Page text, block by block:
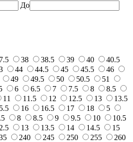
До
38 38.5 39 40
40.5
44 44.5 45 45.5
46
49 49.5 50 50.5
51
6 6.5 7 7.5 8
8.5
11 11.5 12 12.5 13
13.5
16 16.5 17 18
5
8 8.5 9 9.5 10
10.5
13 13.5 14 14.5
15
240 245 250 255
260